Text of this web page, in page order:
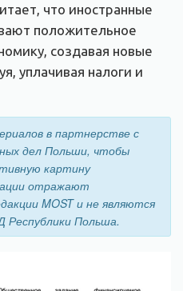
что иностранные
положительное
создавая новые
уплачивая налоги и
в партнерстве с
дел Польши, чтобы
картину
отражают
MOST и не являются
Республики Польша.